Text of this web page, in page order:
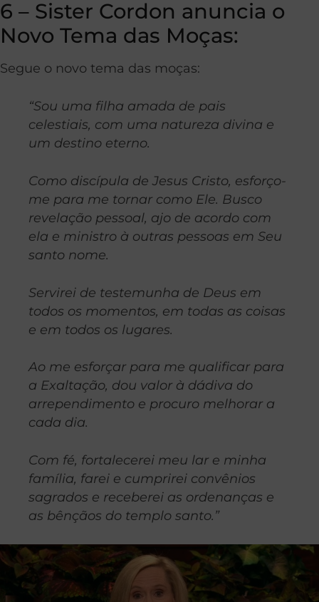
6 – Sister Cordon anuncia o
Novo Tema das Moças:
Segue o novo tema das moças:
“Sou uma filha amada de pais
celestiais, com uma natureza divina e
um destino eterno.
Como discípula de Jesus Cristo, esforço-
me para me tornar como Ele. Busco
revelação pessoal, ajo de acordo com
ela e ministro à outras pessoas em Seu
santo nome.
Servirei de testemunha de Deus em
todos os momentos, em todas as coisas
e em todos os lugares.
Ao me esforçar para me qualificar para
a Exaltação, dou valor à dádiva do
arrependimento e procuro melhorar a
cada dia.
Com fé, fortalecerei meu lar e minha
família, farei e cumprirei convênios
sagrados e receberei as ordenanças e
as bênçãos do templo santo.”